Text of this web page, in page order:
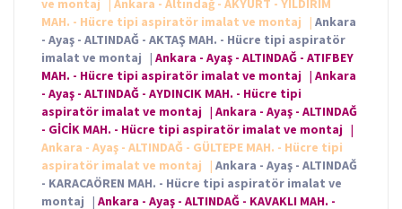
ve montaj
| Ankara - Altındağ - AKYURT - YILDIRIM
MAH. - Hücre tipi aspiratör imalat ve montaj
| Ankara
- Ayaş - ALTINDAĞ - AKTAŞ MAH. - Hücre tipi aspiratör
imalat ve montaj | Ankara - Ayaş - ALTINDAĞ - ATIFBEY
MAH. - Hücre tipi aspiratör imalat ve montaj | Ankara
- Ayaş - ALTINDAĞ - AYDINCIK MAH. - Hücre tipi
aspiratör imalat ve montaj | Ankara - Ayaş - ALTINDAĞ
- GİCİK MAH. - Hücre tipi aspiratör imalat ve montaj |
Ankara - Ayaş - ALTINDAĞ - GÜLTEPE MAH. - Hücre tipi
aspiratör imalat ve montaj
| Ankara - Ayaş - ALTINDAĞ
- KARACAÖREN MAH. - Hücre tipi aspiratör imalat ve
montaj | Ankara - Ayaş - ALTINDAĞ - KAVAKLI MAH. -